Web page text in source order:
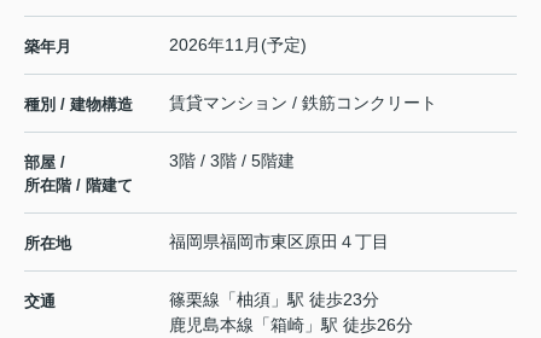
築年月 2026年11月(予定)
種別 / 建物構造 賃貸マンション / 鉄筋コンクリート
部屋 /
所在階 / 階建て
3階 / 3階 / 5階建
所在地 福岡県福岡市東区原田 ４丁目
交通 篠栗線 「柚須 」駅 徒歩23分
鹿児島本線 「箱崎 」駅 徒歩26分